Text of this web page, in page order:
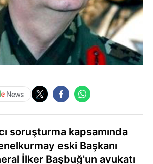
soruşturma kapsamında
eski Başkanı
İlker Başbuğ'un avukatı